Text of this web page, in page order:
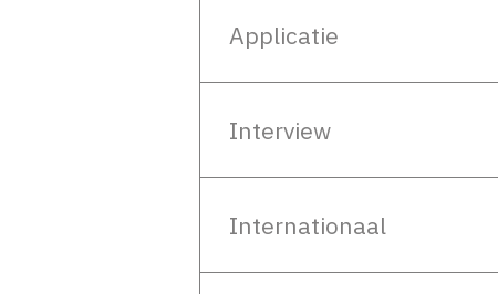
Applicatie
Interview
Internationaal